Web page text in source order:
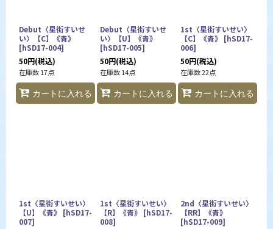
Debut〈星街すいせ
い〉【C】《青》
[hSD17-004]
50円(税込)
在庫数 17点
カートに入れる
Debut〈星街すいせ
い〉【U】《青》
[hSD17-005]
50円(税込)
在庫数 14点
カートに入れる
1st〈星街すいせい〉
【C】《青》 [hSD17-
006]
50円(税込)
在庫数 22点
カートに入れる
1st〈星街すいせい〉
【U】《青》 [hSD17-
007]
1st〈星街すいせい〉
【R】《青》 [hSD17-
008]
2nd〈星街すいせい〉
【RR】《青》
[hSD17-009]